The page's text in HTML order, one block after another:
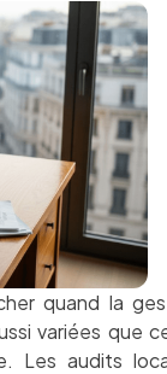
quand la
variées que
Les audits